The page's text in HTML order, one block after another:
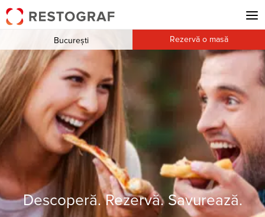
Descoperă. Rezervă. Savurează.
București Rezervă o masă